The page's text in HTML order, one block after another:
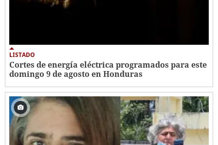
LISTADO
Cortes de energía eléctrica programados para este
domingo 9 de agosto en Honduras